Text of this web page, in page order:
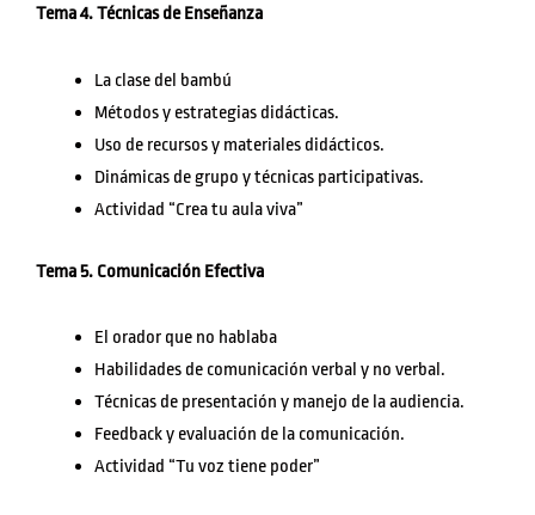
Tema 4. Técnicas de Enseñanza
La clase del bambú
Métodos y estrategias didácticas.
Uso de recursos y materiales didácticos.
Dinámicas de grupo y técnicas participativas.
Actividad “Crea tu aula viva”
Tema 5. Comunicación Efectiva
El orador que no hablaba
Habilidades de comunicación verbal y no verbal.
Técnicas de presentación y manejo de la audiencia.
Feedback y evaluación de la comunicación.
Actividad “Tu voz tiene poder”